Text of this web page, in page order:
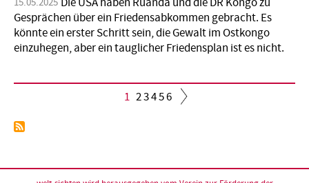
Gesprächen über ein Friedensabkommen gebracht. Es
könnte ein erster Schritt sein, die Gewalt im Ostkongo
einzuhegen, aber ein tauglicher Friedensplan ist es nicht.
Seitennummerierung
Aktuelle
1 Seite
2Seite
3Seite
4Seite
5Seite
6